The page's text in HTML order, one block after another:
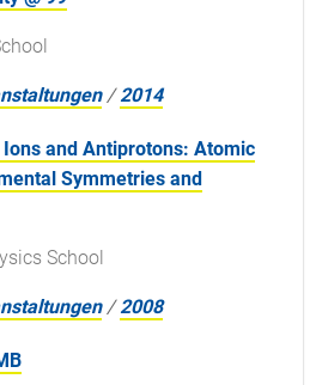
/2014
Ions and Antiprotons: Atomic
Symmetries and
School
/2008